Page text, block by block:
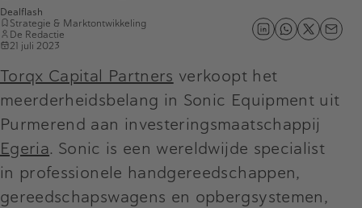
Dealflash
Strategie & Marktontwikkeling
De Redactie
21 juli 2023
Torqx Capital Partners verkoopt het
meerderheidsbelang in Sonic Equipment uit
Purmerend aan investeringsmaatschappij
Egeria. Sonic is een wereldwijde specialist
in professionele handgereedschappen,
gereedschapswagens en opbergsystemen,